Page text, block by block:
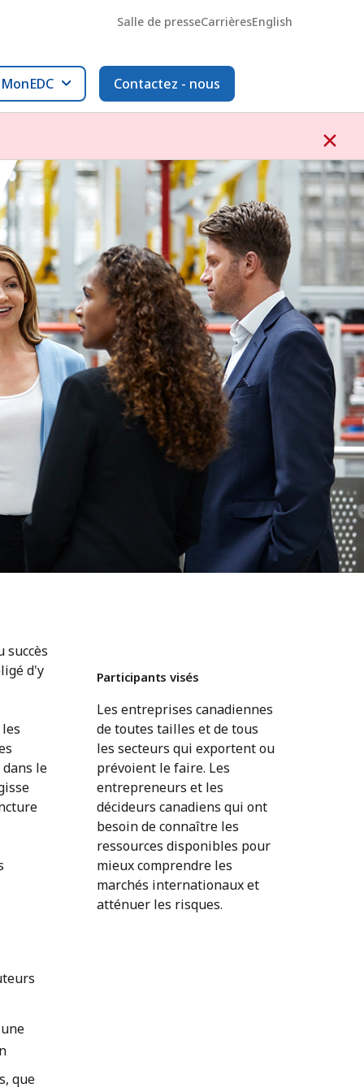
Salle de presseCarrièresEnglish
Contactez - nous
succès
d'y
le
que
Participants visés
Les entreprises canadiennes
de toutes tailles et de tous
les secteurs qui exportent ou
prévoient le faire. Les
entrepreneurs et les
décideurs canadiens qui ont
besoin de connaître les
ressources disponibles pour
mieux comprendre les
marchés internationaux et
atténuer les risques.